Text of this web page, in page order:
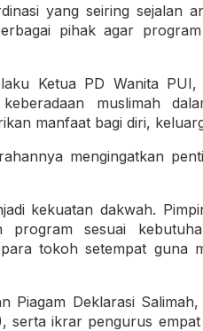
yang seiring sejalan
pihak agar
Ketua PD Wanita
muslimah
manfaat bagi diri,
mengingatkan
kekuatan dakwah.
program sesuai
tokoh setempat guna
Piagam Deklarasi
serta ikrar pengurus